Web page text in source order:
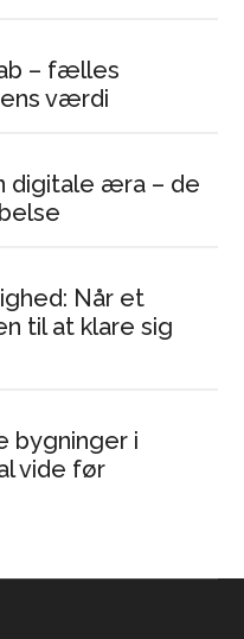
– fælles
værdi
digitale æra – de
Når et
til at klare sig
bygninger i
vide før